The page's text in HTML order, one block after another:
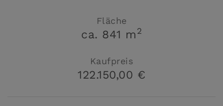
Fläche
ca. 841 m 2
Kaufpreis
122.150,00 €